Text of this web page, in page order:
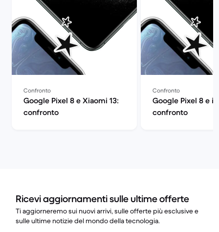
Confronto
Google Pixel 8 e Xiaomi 13:
confronto
Confronto
Google Pixel 8 e
confronto
Ricevi aggiornamenti sulle ultime offerte
Ti aggiorneremo sui nuovi arrivi, sulle offerte più esclusive e
sulle ultime notizie del mondo della tecnologia.